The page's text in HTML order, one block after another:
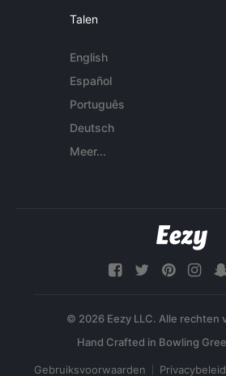
Talen
English
Español
Português
Deutsch
Meer...
© 2026 Eezy LLC. Alle rechten
Gebruiksvoorwaarden Privacybeleid